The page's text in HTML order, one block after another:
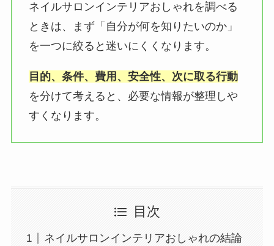
ネイルサロンインテリアおしゃれを調べる
ときは、まず「自分が何を知りたいのか」
を一つに絞ると迷いにくくなります。
目的、条件、費用、安全性、次に取る行動
を分けて考えると、必要な情報が整理しや
すくなります。
目次
ネイルサロンインテリアおしゃれの結論